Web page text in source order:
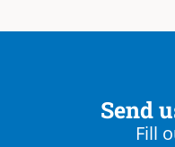
Send
Fill